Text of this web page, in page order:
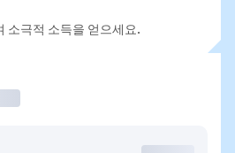
소극적 소득을 얻으세요.